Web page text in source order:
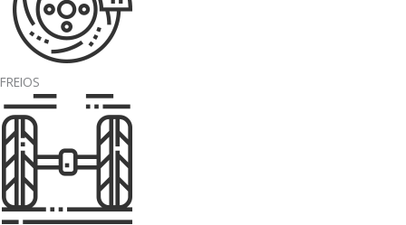
FREIOS